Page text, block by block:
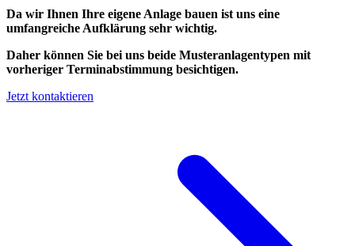
Da wir Ihnen Ihre eigene Anlage bauen ist uns eine
umfangreiche Aufklärung sehr wichtig.
Daher können Sie bei uns beide Musteranlagentypen mit
vorheriger Terminabstimmung besichtigen.
Jetzt kontaktieren